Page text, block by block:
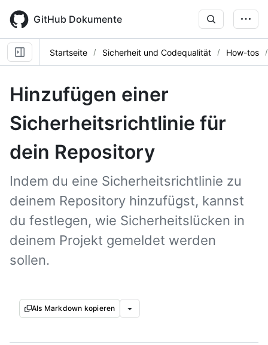
main
content
GitHub Dokumente
Startseite Sicherheit und Codequalität How-tos
Hinzufügen einer
Sicherheitsrichtlinie für
dein Repository
Indem du eine Sicherheitsrichtlinie zu
deinem Repository hinzufügst, kannst
du festlegen, wie Sicherheitslücken in
deinem Projekt gemeldet werden
sollen.
Als Markdown kopieren